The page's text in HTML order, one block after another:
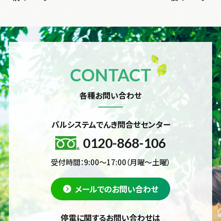
CONTACT
各種お問い合わせ
パルシステムでんき問合せセンター
0120-868-106
受付時間：9:00～17:00（月曜～土曜）
メールでのお問い合わせ
停電に関するお問い合わせは